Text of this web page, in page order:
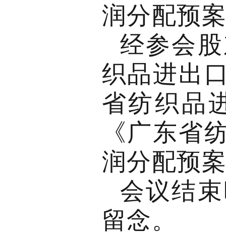
润分配预
经参会
织品进出
省纺织品
《广东省
润分配预
会议结
留念。